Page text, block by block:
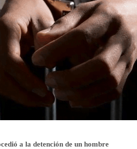
a la detención de un hombre